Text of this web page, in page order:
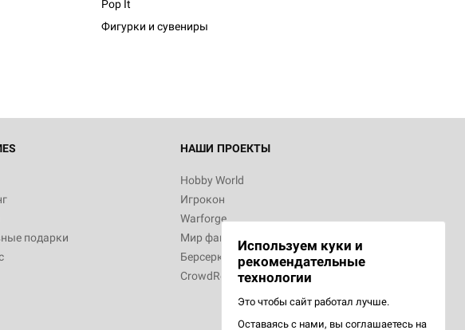
Pop It
Фигурки и сувениры
подарки
НАШИ ПРОЕКТЫ
Hobby World
Игрокон
Warforge
Мир фантастики
Берсерк
CrowdRepublic
Используем куки и
рекомендательные
технологии
Это чтобы сайт работал лучше.
Оставаясь с нами, вы соглашаетесь на
игра Hobby World Ужас